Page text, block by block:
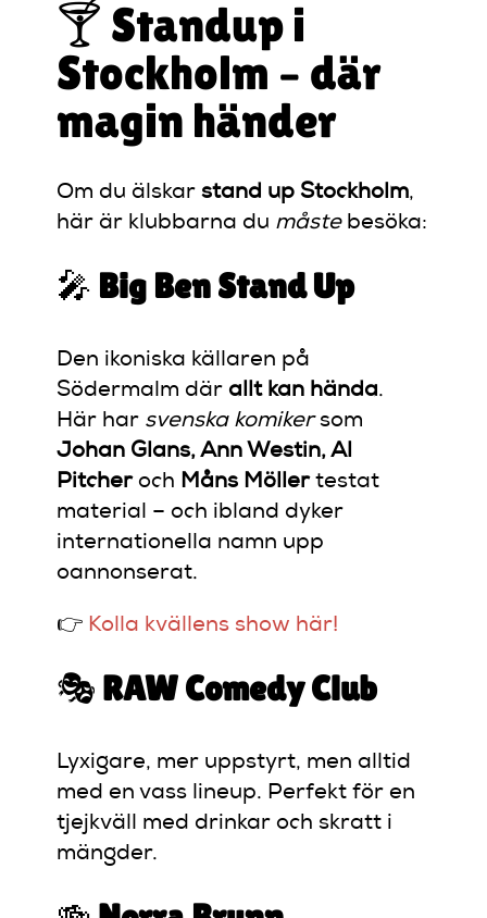
🍸 Standup i
Stockholm – där
magin händer
Om du älskarstand up Stockholm,
här är klubbarna du måstebesöka:
🎤 Big Ben Stand Up
Den ikoniska källaren på
Södermalm därallt kan hända.
Här har svenska komikersom
Johan Glans, Ann Westin, Al
Pitcheroch Måns Möllertestat
material – och ibland dyker
internationella namn upp
oannonserat.
👉 Kolla kvällens show här!
🎭 RAW Comedy Club
Lyxigare, mer uppstyrt, men alltid
med en vass lineup. Perfekt för en
tjejkväll med drinkar och skratt i
mängder.